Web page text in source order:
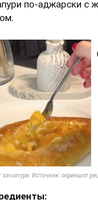
по-аджарски с